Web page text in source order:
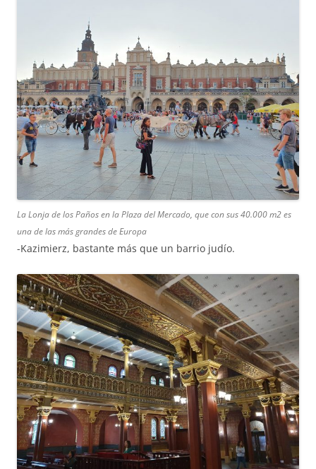
La Lonja de los Paños en la Plaza del Mercado, que con sus 40.000 m2 es
una de las más grandes de Europa
-Kazimierz, bastante más que un barrio judío.